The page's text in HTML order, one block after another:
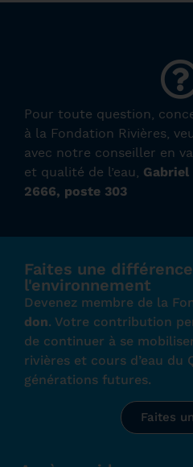
Pour toute question,
à la Fondation Rivières,
avec notre conseiller en
et qualité de l’eau, Gabriel
2666, poste 303
Faites une
l'environnement
Devenez membre de la
don. Votre contribution
de continuer à se
rivières et cours d’eau du
générations futures.
Faites